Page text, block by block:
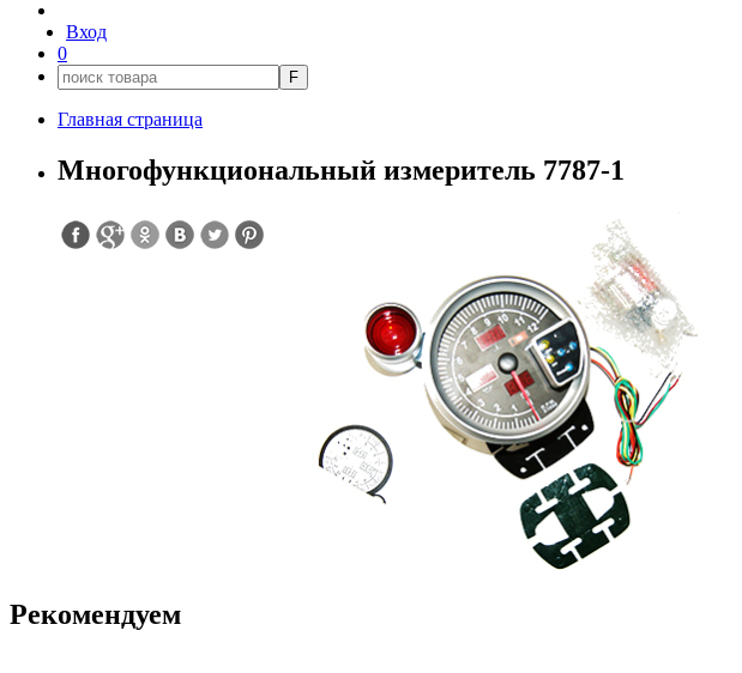
Вход
0
F
Главная страница
Многофункциональный измеритель 7787-1
Рекомендуем